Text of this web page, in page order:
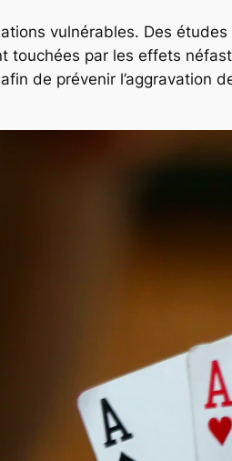
vulnérables. Des
touchées par les effets
de prévenir l’aggravation